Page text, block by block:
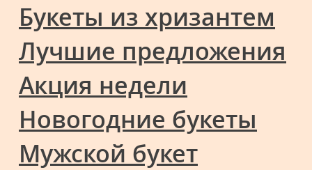
Букеты из хризантем
Лучшие предложения
Акция недели
Новогодние букеты
Мужской букет